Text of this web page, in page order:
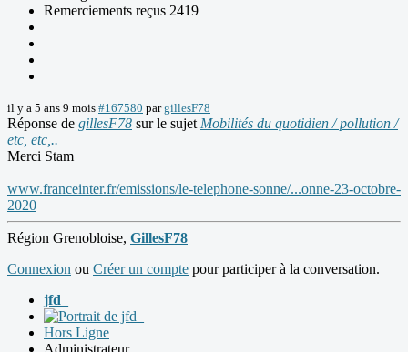
Remerciements reçus 2419
il y a 5 ans 9 mois #167580 pargillesF78
Réponse de gillesF78 sur le sujet Mobilités du quotidien / pollution /
etc, etc,..
Merci Stam
www.franceinter.fr/emissions/le-telephone-sonne/...onne-23-octobre-
2020
Région Grenobloise, GillesF78
Connexion ou Créer un compte pour participer à la conversation.
jfd_
Hors Ligne